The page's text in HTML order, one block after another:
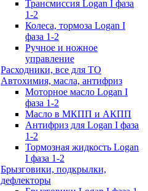
Трансмиссия Logan I фаза
1-2
Колеса, тормоза Logan I
фаза 1-2
Ручное и ножное
управление
Расходники, все для ТО
Автохимия, масла, антифриз
Моторное масло Logan I
фаза 1-2
Масло в МКПП и АКПП
Антифриз для Logan I фаза
1-2
Тормозная жидкость Logan
I фаза 1-2
Брызговики, подкрылки,
дефлекторы